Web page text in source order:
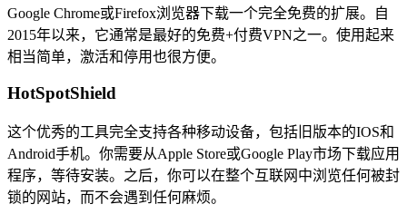
Google Chrome或Firefox浏览器下载一个完全免费的扩展。自
2015年以来，它通常是最好的免费+付费VPN之一。使用起来
相当简单，激活和停用也很方便。
HotSpotShield
这个优秀的工具完全支持各种移动设备，包括旧版本的IOS和
Android手机。你需要从Apple Store或Google Play市场下载应用
程序，等待安装。之后，你可以在整个互联网中浏览任何被封
锁的网站，而不会遇到任何麻烦。